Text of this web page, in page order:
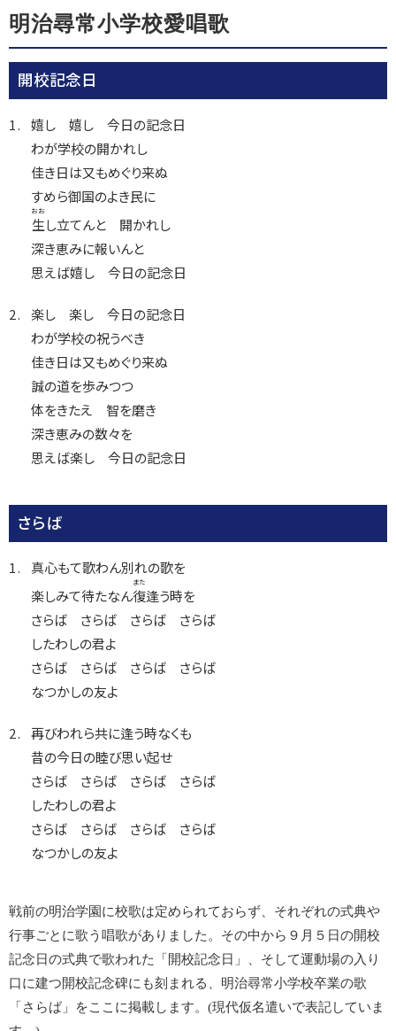
明治尋常小学校愛唱歌
開校記念日
嬉し 嬉し 今日の記念日
わが学校の開かれし
佳き日は又もめぐり来ぬ
すめら御国のよき民に
生
おお
し立てんと 開かれし
深き恵みに報いんと
思えば嬉し 今日の記念日
楽し 楽し 今日の記念日
わが学校の祝うべき
佳き日は又もめぐり来ぬ
誠の道を歩みつつ
体をきたえ 智を磨き
深き恵みの数々を
思えば楽し 今日の記念日
さらば
真心もて歌わん別れの歌を
楽しみて待たなん復
また
逢う時を
さらば さらば さらば さらば
したわしの君よ
さらば さらば さらば さらば
なつかしの友よ
再びわれら共に逢う時なくも
昔の今日の睦び思い起せ
さらば さらば さらば さらば
したわしの君よ
さらば さらば さらば さらば
なつかしの友よ
戦前の明治学園に校歌は定められておらず、それぞれの式典や
行事ごとに歌う唱歌がありました。その中から９月５日の開校
記念日の式典で歌われた「開校記念日」、そして運動場の入り
口に建つ開校記念碑にも刻まれる、明治尋常小学校卒業の歌
「さらば」をここに掲載します。(現代仮名遣いで表記していま